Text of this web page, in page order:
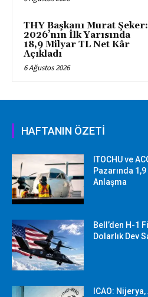
THY Başkanı Murat Şeker:
2026’nın İlk Yarısında
18,9 Milyar TL Net Kâr
Açıkladı
6 Ağustos 2026
HAFTANIN ÖZETİ
ITOCHU ve
Pazarında
Anlaşma
Bell’den H-1
Dolarlık Dev
ICAO: